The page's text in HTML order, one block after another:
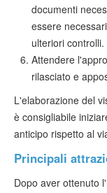
documenti
essere
ulteriori controlli.
Attendere
rilasciato e
L'elaborazione del
è consigliabile
anticipo rispetto al
Principali
Dopo aver ottenuto